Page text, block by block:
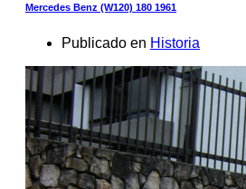
Mercedes Benz (W120) 180 1961
Publicado en Historia